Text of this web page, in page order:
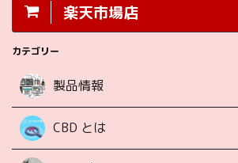
楽天市場店
カテゴリー
製品情報
CBD とは